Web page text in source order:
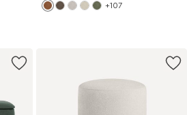
+107